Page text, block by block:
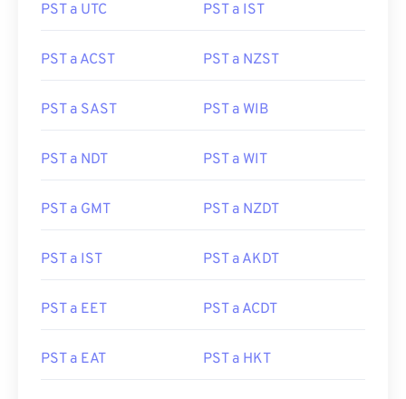
PST a UTC PST a IST
PST a ACST PST a NZST
PST a SAST PST a WIB
PST a NDT PST a WIT
PST a GMT PST a NZDT
PST a IST PST a AKDT
PST a EET PST a ACDT
PST a EAT PST a HKT